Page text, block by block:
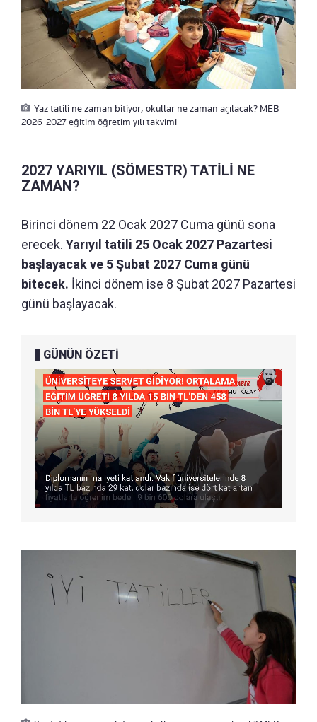
Yaz tatili ne zaman bitiyor, okullar ne zaman açılacak? MEB
2026-2027 eğitim öğretim yılı takvimi
2027 YARIYIL (SÖMESTR) TATİLİ NE
ZAMAN?
Birinci dönem 22 Ocak 2027 Cuma günü sona
erecek. Yarıyıl tatili 25 Ocak 2027 Pazartesi
başlayacak ve 5 Şubat 2027 Cuma günü
bitecek. İkinci dönem ise 8 Şubat 2027 Pazartesi
günü başlayacak.
GÜNÜN ÖZETİ